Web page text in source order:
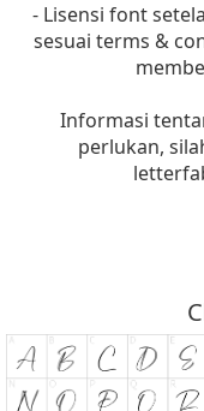
- Lisensi font
sesuai terms &
Informasi
perlukan,